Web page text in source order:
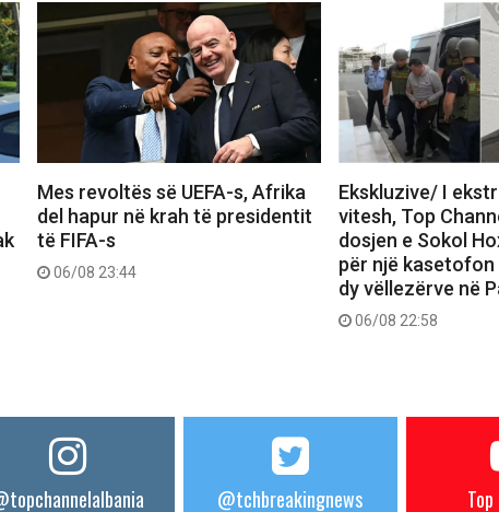
Mes revoltës së UEFA-s, Afrika
del hapur në krah të presidentit
të FIFA-s
06/08 23:44
Ekskluzive/ I
vitesh, Top
dosjen e Sokol
për një kasetofon
dy vëllezërve në
06/08 22:58
@tchbreakingnews